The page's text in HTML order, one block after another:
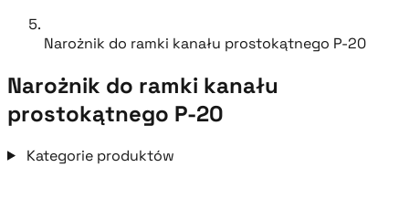
Narożnik do ramki kanału prostokątnego P-20
Narożnik do ramki kanału
prostokątnego P-20
Kategorie produktów